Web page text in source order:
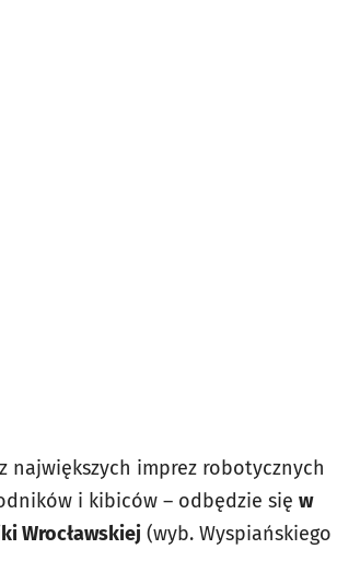
największych imprez robotycznych
i kibiców – odbędzie się w
Wrocławskiej (wyb. Wyspiańskiego